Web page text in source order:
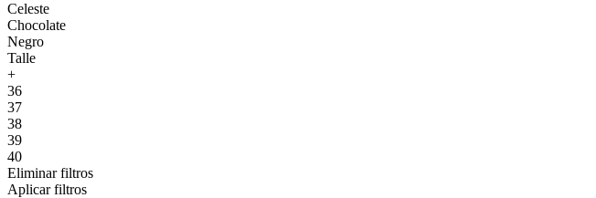
Celeste
Chocolate
Negro
Talle
+
36
37
38
39
40
Eliminar filtros
Aplicar filtros